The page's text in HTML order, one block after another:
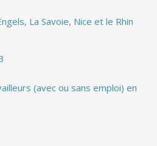
La Savoie, Nice et le Rhin
(avec ou sans emploi) en